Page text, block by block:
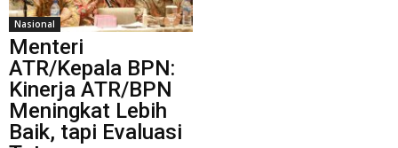
Nasional
Menteri
ATR/Kepala BPN:
Kinerja ATR/BPN
Meningkat Lebih
Baik, tapi Evaluasi